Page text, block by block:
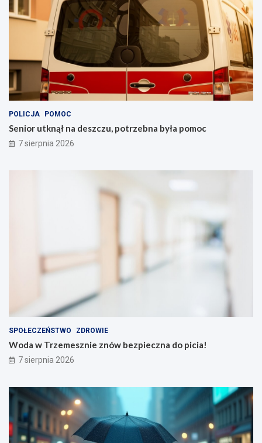
POLICJA POMOC
Senior utknął na deszczu, potrzebna była pomoc
7 sierpnia 2026
SPOŁECZEŃSTWO ZDROWIE
Woda w Trzemesznie znów bezpieczna do picia!
7 sierpnia 2026